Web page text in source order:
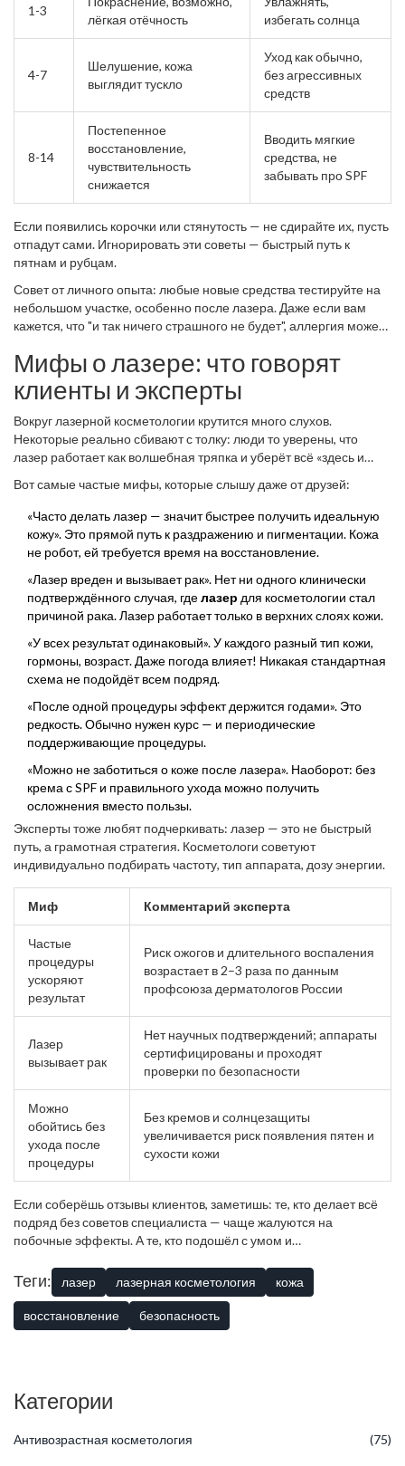
1-3
лёгкая отёчность
избегать солнца
4-7
Шелушение, кожа
выглядит тускло
Уход как обычно,
без агрессивных
средств
8-14
Постепенное
восстановление,
чувствительность
снижается
Вводить мягкие
средства, не
забывать про SPF
Если появились корочки или стянутость — не сдирайте их, пусть
отпадут сами. Игнорировать эти советы — быстрый путь к
пятнам и рубцам.
Совет от личного опыта: любые новые средства тестируйте на
небольшом участке, особенно после лазера. Даже если вам
кажется, что "и так ничего страшного не будет", аллергия может
Мифы о лазере: что говорят
клиенты и эксперты
Вокруг лазерной косметологии крутится много слухов.
Некоторые реально сбивают с толку: люди то уверены, что
лазер работает как волшебная тряпка и уберёт всё «здесь и
разберёмся, что говорят люди, и что отвечают специалисты.
Вот самые частые мифы, которые слышу даже от друзей:
«Часто делать лазер — значит быстрее получить идеальную
кожу». Это прямой путь к раздражению и пигментации. Кожа
не робот, ей требуется время на восстановление.
«Лазер вреден и вызывает рак». Нет ни одного клинически
подтверждённого случая, гделазер для косметологии стал
причиной рака. Лазер работает только в верхних слоях кожи.
«У всех результат одинаковый». У каждого разный тип кожи,
гормоны, возраст. Даже погода влияет! Никакая стандартная
схема не подойдёт всем подряд.
«После одной процедуры эффект держится годами». Это
редкость. Обычно нужен курс — и периодические
поддерживающие процедуры.
«Можно не заботиться о коже после лазера». Наоборот: без
крема с SPF и правильного ухода можно получить
осложнения вместо пользы.
Эксперты тоже любят подчеркивать: лазер — это не быстрый
путь, а грамотная стратегия. Косметологи советуют
индивидуально подбирать частоту, тип аппарата, дозу энергии.
Миф Комментарий эксперта
Частые
процедуры
ускоряют
результат
Риск ожогов и длительного воспаления
возрастает в 2–3 раза по данным
профсоюза дерматологов России
Лазер
вызывает рак
Нет научных подтверждений; аппараты
сертифицированы и проходят
проверки по безопасности
Можно
обойтись без
ухода после
процедуры
Без кремов и солнцезащиты
увеличивается риск появления пятен и
сухости кожи
Если соберёшь отзывы клиентов, заметишь: те, кто делает всё
подряд без советов специалиста — чаще жалуются на
побочные эффекты. А те, кто подошёл с умом и
хорошего косметолога и здравый смысл тут решают всё.
Теги: лазер лазерная косметология кожа
восстановление безопасность
Категории
Антивозрастная косметология (75)